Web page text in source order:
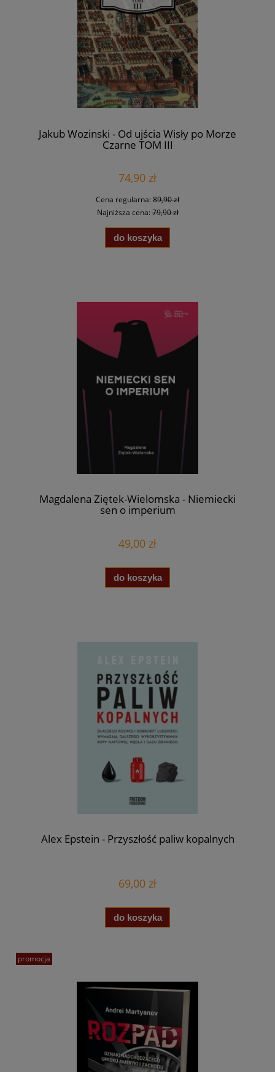
Jakub Wozinski - Od ujścia Wisły po Morze
Czarne TOM III
74,90 zł
Cena regularna: 89,90 zł
Najniższa cena:79,90 zł
do koszyka
Magdalena Ziętek-Wielomska - Niemiecki
sen o imperium
49,00 zł
do koszyka
Alex Epstein - Przyszłość paliw kopalnych
69,00 zł
do koszyka
promocja